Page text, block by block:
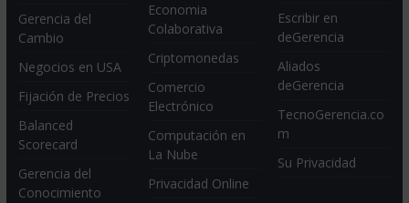
Gerencia del
Cambio
Negocios en USA
Fijación de Precios
Balanced
Scorecard
Gerencia del
Conocimiento
Economia
Colaborativa
Criptomonedas
Comercio
Electrónico
Computación en
La Nube
Privacidad Online
Escribir en
deGerencia
Aliados
deGerencia
TecnoGerencia.co
m
Su Privacidad